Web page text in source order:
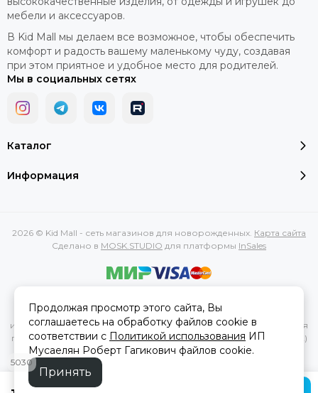
Каталог
Информация
мебели и аксессуаров.
В Kid Mall мы делаем все возможное, чтобы обеспечить
комфорт и радость вашему маленькому чуду, создавая
при этом приятное и удобное место для родителей.
Мы в социальных сетях
2026 © Kid Mall - сеть магазинов для новорожденных. Карта сайта
Сделано в MOSK.STUDIO для платформы InSales
характеристик, стоимости товаров и услуг, носит
информационный характер и ни при каких условиях не является
публичной офертой, определяемой положениями Статьи 437(2)
Гражданского кодекса РФ.
5030
Продолжая просмотр этого сайта, Вы
соглашаетесь на обработку файлов cookie в
соответствии с Политикой использования ИП
Мусаелян Роберт Гагикович файлов cookie.
Принять